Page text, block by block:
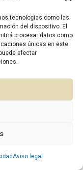
tecnologías como las
del dispositivo. El
procesar datos como
únicas en este
afectar
Aviso legal